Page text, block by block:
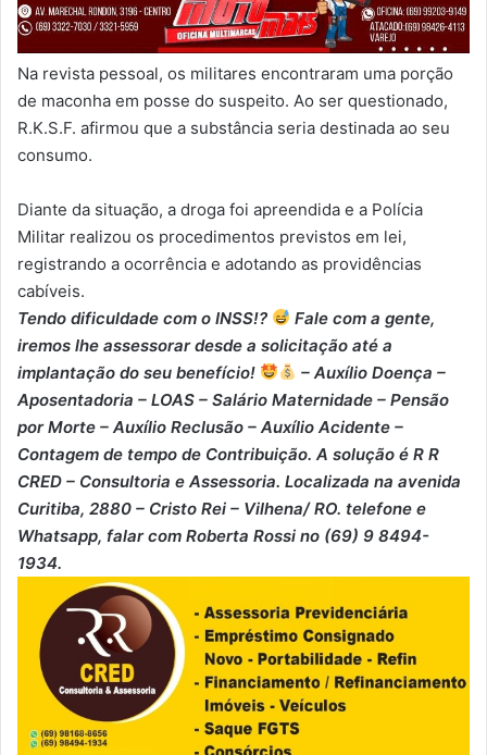
Na revista pessoal, os militares encontraram uma porção
de maconha em posse do suspeito. Ao ser questionado,
R.K.S.F. afirmou que a substância seria destinada ao seu
consumo.
Diante da situação, a droga foi apreendida e a Polícia
Militar realizou os procedimentos previstos em lei,
registrando a ocorrência e adotando as providências
cabíveis.
Tendo dificuldade com o INSS!?
Fale com a gente,
iremos lhe assessorar desde a solicitação até a
implantação do seu benefício!
– Auxílio Doença –
⁠Aposentadoria – ⁠LOAS – ⁠Salário Maternidade – ⁠Pensão
por Morte – ⁠Auxílio Reclusão – ⁠Auxílio Acidente –
⁠Contagem de tempo de Contribuição. A solução é R R
CRED – Consultoria e Assessoria. Localizada na avenida
Curitiba, 2880 – Cristo Rei – Vilhena/ RO. telefone e
Whatsapp, falar com Roberta Rossi no (69) 9 8494-
1934.